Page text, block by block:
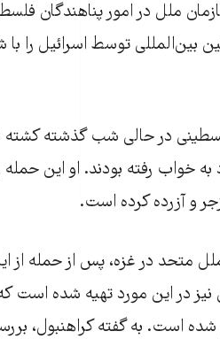
ملل در امور پناهندگان
بین‌المللی توسط اسرائیل را
در حالی شب گذشته
خواب رفته بودند. او این
و آزرده کرده است.
ملل متحد در غزه، پس از حمله
در این مورد تهیه شده است
شده است. به گفته کراهنبول،